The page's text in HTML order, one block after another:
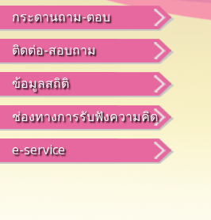
กระดานถาม-ตอบ
ติดต่อ-สอบถาม
ข้อมูลสถิติ
ช่องทางการรับฟังความคิด
e-service